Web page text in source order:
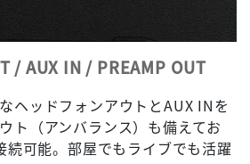
/ AUX IN / PREAMP OUT
ヘッドフォンアウトとAUX INを
ト（アンバランス）も備えてお
続可能。部屋でもライブでも活躍